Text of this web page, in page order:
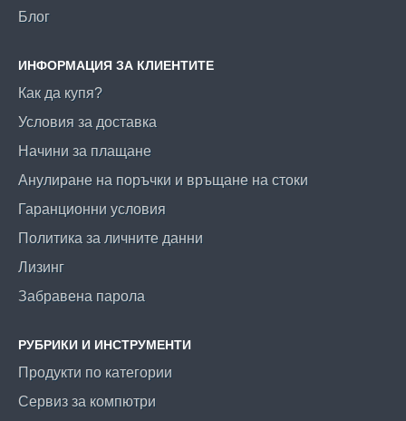
Блог
ИНФОРМАЦИЯ ЗА КЛИЕНТИТЕ
Как да купя?
Условия за доставка
Начини за плащане
Анулиране на поръчки и връщане на стоки
Гаранционни условия
Политика за личните данни
Лизинг
Забравена парола
РУБРИКИ И ИНСТРУМЕНТИ
Продукти по категории
Сервиз за компютри